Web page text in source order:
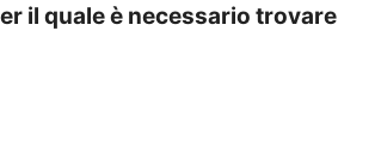
il quale è necessario trovare